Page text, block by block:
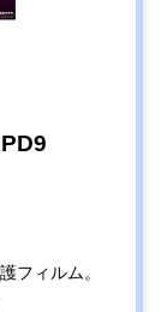
フィルム。